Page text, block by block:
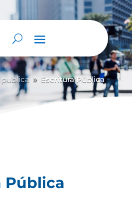
publica 9 Escritura Pública
Pública